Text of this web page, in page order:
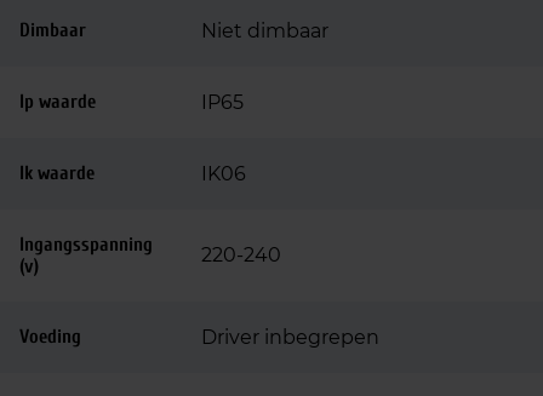
Dimbaar Niet dimbaar
Ip waarde IP65
Ik waarde IK06
Ingangsspanning
(v)
220-240
Voeding Driver inbegrepen